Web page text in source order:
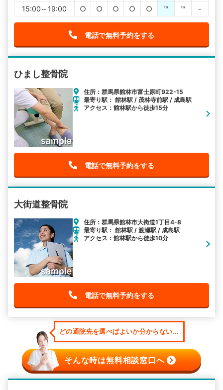
15:00～19:00
○ ○ ○ ○ ○ ℡ ℡ -
電話で無料予約をする
ひまし整骨院
住所：群馬県館林市富士原町922-15
最寄り駅： 館林駅 / 茂林寺前駅 / 成島駅
アクセス：館林駅から徒歩15分
電話で無料予約をする
大街道整骨院
住所：群馬県館林市大街道1丁目4-8
最寄り駅： 館林駅 / 渡瀬駅 / 成島駅
アクセス：館林駅から徒歩10分
電話で無料予約をする
どの通院先を選べばよいか分からない...
そんな時は無料相談窓口へ